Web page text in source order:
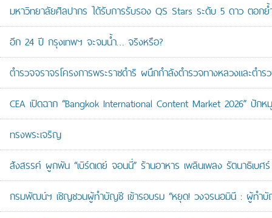
มหาวิทยาลัยศิลปากร ได้รับการรับรอง QS Stars ระดับ 5 ดาว ตอก
อีก 24 ปี กรุงเทพฯ จะจมน้ำ… จริงหรือ?
ตำรวจจราจรโครงการพระราชดำริ ผนึกกำลังตำรวจทางหลวงและตำ
CEA เปิดฉาก “Bangkok International Content Market 2026” ปั
ทรงพระเจริญ
สังสรรค์ ผูกพัน “เบิร์ดเดย์ จอนนี่” ร้านอาหาร เพลินเพลง รัตนาธิเบศ
กรมพัฒน์ฯ เชิญชวนผู้ทำบัญชี เข้ารอบรม “หยุด! วงจรนอมินี : ผู้ทำ